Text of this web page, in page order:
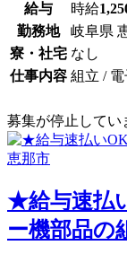
給与 時給
勤務地
岐阜県
寮・社宅 なし
仕事内容 組立 /
募集が停止してい
★給与速払
ー機部品の